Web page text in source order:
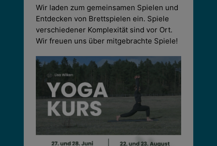
Wir laden zum gemeinsamen Spielen und
Entdecken von Brettspielen ein. Spiele
verschiedener Komplexität sind vor Ort.
Wir freuen uns über mitgebrachte Spiele!